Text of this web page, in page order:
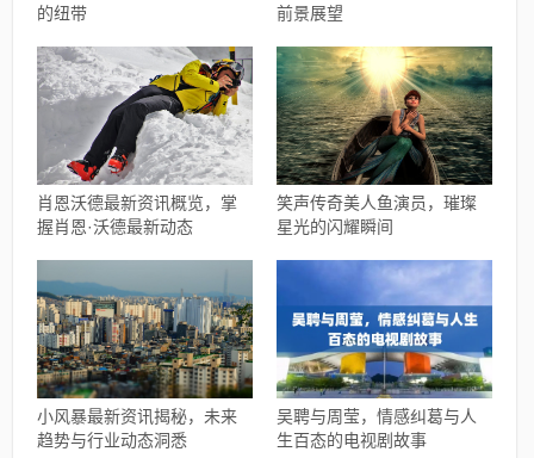
的纽带
前景展望
肖恩沃德最新资讯概览，掌
握肖恩·沃德最新动态
笑声传奇美人鱼演员，璀璨
星光的闪耀瞬间
小风暴最新资讯揭秘，未来
趋势与行业动态洞悉
吴聘与周莹，情感纠葛与人
生百态的电视剧故事